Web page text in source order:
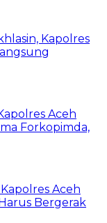
Kapolres
Aceh
Forkopimda,
Aceh
Bergerak